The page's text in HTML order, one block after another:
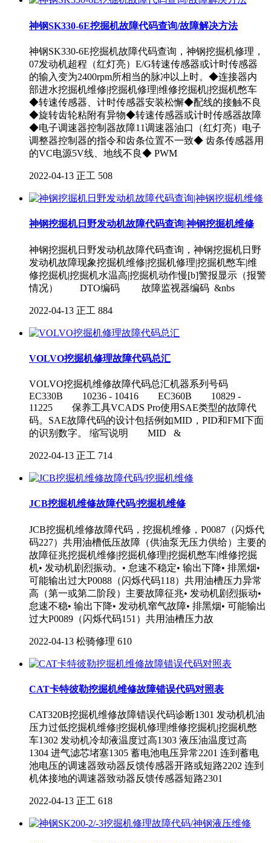
神钢SK330-6E挖掘机故障代码查询/故障解决方法
神钢SK330-6E挖掘机故障代码查询，神钢挖掘机修理，
07发动机超程（红灯亮）E/G转速传感器或计时传感器
的输入变为2400rpm所相当的脉冲以上时。◆连接器内
部进水挖掘机维修|挖掘机修理|维修挖掘机|挖掘机憋车
◆转速传感器、计时传感器安装松懈◆配线的接触不良
◆旋转齿轮粘附有异物◆转速传感器或计时传感器故障
◆电子调速器控制器故障11调速器油口（红灯亮）电子
调整器控制器的指令和齿条位置不一致◆ 齿条传感器用
的VC电源5V线、地线不良◆ PWM
2022-04-13 正工 508
神钢挖掘机日野发动机故障代码查询|神钢挖掘机维修
神钢挖掘机日野发动机故障代码查询，神钢挖掘机日野
发动机故障现象挖掘机维修|挖掘机修理|挖掘机憋车|维
修挖掘机|挖掘机水温高|挖掘机动作慢[b]警报显示（报警
情况） DTO编码 故障监视器编码 &nbs
2022-04-13 正工 884
VOLVO挖掘机修理故障代码总汇
VOLVO挖掘机维修故障代码总汇机器系列号码
EC330B 10236 - 10416 EC360B 10829 -
11225 保养工具VCADS Pro使用SAE类型的故障代
码。SAE故障代码的设计包括例如MID，PID和FMI下面
的识别数字。 缩写说明 MID &
2022-04-13 正工 714
JCB挖掘机维修故障代码/挖掘机维修
JCB挖掘机维修故障代码，挖掘机维修，P0087（闪烁代
码227）共用油槽低压故障（供油泵无压力供给）主要的
故障征兆挖掘机维修|挖掘机修理|挖掘机憋车|维修挖掘
机• 发动机剧烈振动。• 怠速不稳定• 输出下降• 排黑烟•
可能输出过大P0088（闪烁代码118）共用油槽压力异常
高（第一或第二阶段）主要故障征兆• 发动机剧烈振动•
怠速不稳• 输出下降• 发动机窜气故障• 排黑烟• 可能输出
过大P0089（闪烁代码151）共用油槽压力故
2022-04-13 松骑修理 610
CAT卡特彼勒挖掘机维修故障错误代码对照表
CAT320B挖掘机维修故障错误代码诊断1301 发动机机油
压力过低挖掘机维修|挖掘机修理|维修挖掘机|挖掘机憋
车1302 发动机冷却液温度过高1303 液压油温度过高
1304 进气滤芯堵塞1305 蓄电池电压异常2201 连到蓄电
池电压的调速器致动器反馈传感器开路或短路2202 连到
机体接地的调速器致动器反馈传感器短路2301
2022-04-13 正工 618